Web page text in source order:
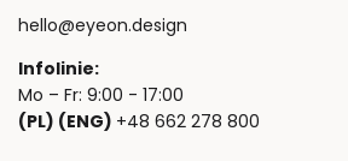
hello@eyeon.design
Infolinie:
Mo – Fr: 9:00 - 17:00
(PL) (ENG) +48 662 278 800